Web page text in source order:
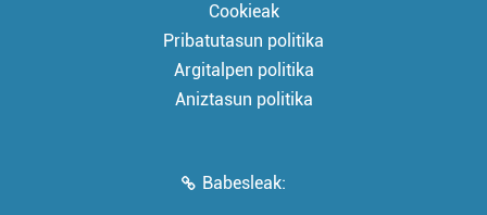
Cookieak
Pribatutasun politika
Argitalpen politika
Aniztasun politika
Babesleak: